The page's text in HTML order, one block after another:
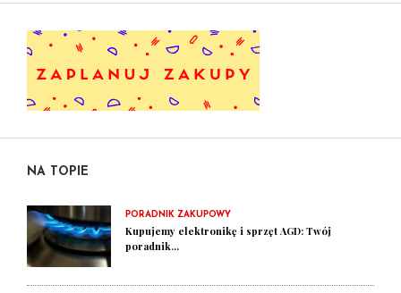
NA TOPIE
PORADNIK ZAKUPOWY
Kupujemy elektronikę i sprzęt AGD: Twój
poradnik...